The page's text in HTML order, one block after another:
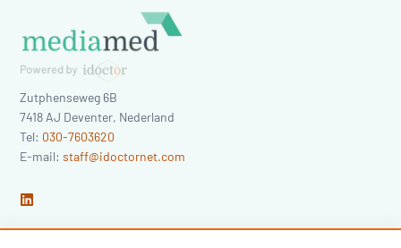
Zutphenseweg 6B
7418 AJ Deventer, Nederland
Tel: 030-7603620
E-mail:staff@idoctornet.com